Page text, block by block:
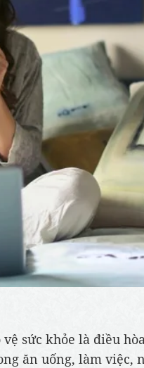
sức khỏe là điều
ăn uống, làm việc,